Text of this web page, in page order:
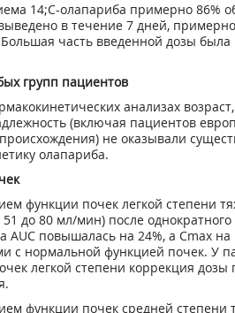
14;С-олапариба примерно 86%
в течение 7 дней,
часть введенной дозы
групп пациентов
анализах
(включая пациентов
не оказывали
олапариба.
функции почек легкой степени
до 80 мл/мин) после
AUC повышалась на 24%, а Сmax на
с нормальной функцией почек. У
легкой степени коррекция дозы
функции почек средней степени